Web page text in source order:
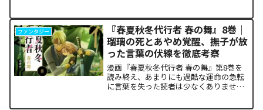
ち塞がります。彼が主張する「狂気の平
和論」と四谷友助たち...
ファンタジー
『春夏秋冬代行者 春の舞』8巻｜
瑠璃の死とあやめ覚醒、撫子が放
った言葉の伏線を徹底考察
漫画『春夏秋冬代行者 春の舞』第8巻を
読み終え、あまりにも過酷な運命の急転
に言葉を失った読者は少なくありませ